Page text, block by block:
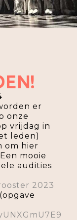
er
onze
vrijdag in
leden)
om hier
mooie
audities
2023